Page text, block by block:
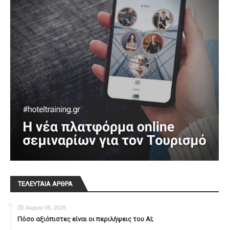
ΤΕΛΕΥΤΑΙΑ ΑΡΘΡΑ
August 05, 2026
Πόσο αξιόπιστες είναι οι περιλήψεις του ΑΙ;